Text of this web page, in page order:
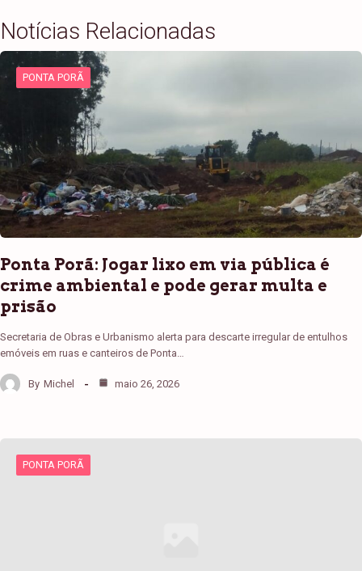
Notícias Relacionadas
PONTA PORÃ
Ponta Porã: Jogar lixo em via pública é
crime ambiental e pode gerar multa e
prisão
Secretaria de Obras e Urbanismo alerta para descarte irregular de entulhos
emóveis em ruas e canteiros de Ponta…
By Michel maio 26, 2026
PONTA PORÃ